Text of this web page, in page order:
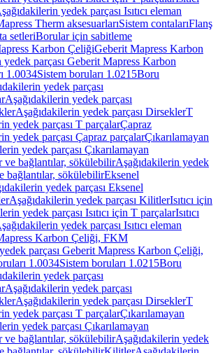
yedek parçası Isıtıcı eleman
Therm aksesuarlarıSistem contalarıFlanş
setleriBorular için sabitleme
Karbon ÇeliğiGeberit Mapress Karbon
yedek parçası Geberit Mapress Karbon
1.0034Sistem boruları 1.0215Boru
yedek parçası
Aşağıdakilerin yedek parçası
Aşağıdakilerin yedek parçası DirseklerT
yedek parçası T parçalarÇapraz
yedek parçası Çapraz parçalarÇıkarılamayan
yedek parçası Çıkarılamayan
ve bağlantılar, sökülebilirAşağıdakilerin yedek
bağlantılar, sökülebilirEksenel
yedek parçası Eksenel
Aşağıdakilerin yedek parçası KilitlerIsıtıcı için
yedek parçası Isıtıcı için T parçalarIsıtıcı
yedek parçası Isıtıcı eleman
Karbon Çeliği, FKM
parçası Geberit Mapress Karbon Çeliği,
1.0034Sistem boruları 1.0215Boru
yedek parçası
Aşağıdakilerin yedek parçası
Aşağıdakilerin yedek parçası DirseklerT
yedek parçası T parçalarÇıkarılamayan
yedek parçası Çıkarılamayan
ve bağlantılar, sökülebilirAşağıdakilerin yedek